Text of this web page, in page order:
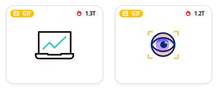
GIF 1.3T GIF 1.2T